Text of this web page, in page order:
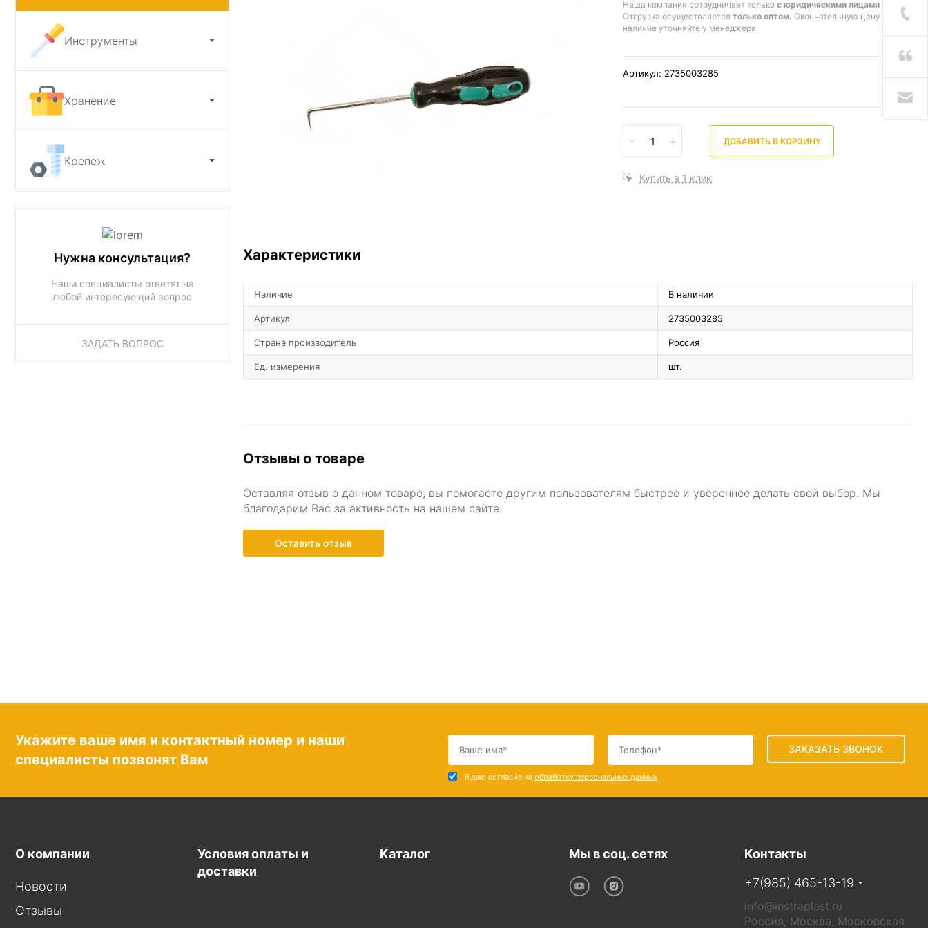
Инструменты
Хранение
Крепеж
Нужна консультация?
Наши специалисты ответят на
любой интересующий вопрос
ЗАДАТЬ ВОПРОС
Наша компания сотрудничает только с юридическими лицами и ИП
Отгрузка осуществляется только оптом. Окончательную цену и
наличие уточняйте у менеджера.
Артикул: 2735003285
- + ДОБАВИТЬ В КОРЗИНУ
Купить в 1 клик
Характеристики
Наличие В наличии
Артикул 2735003285
Страна производитель Россия
Ед. измерения шт.
Отзывы о товаре
Оставляя отзыв о данном товаре, вы помогаете другим пользователям быстрее и увереннее делать свой выбор. Мы
благодарим Вас за активность на нашем сайте.
Оставить отзыв
Укажите ваше имя и контактный номер и наши
специалисты позвонят Вам
ЗАКАЗАТЬ ЗВОНОК
Я даю согласие на обработку персональных данных
О компании
Новости
Отзывы
Условия оплаты и
доставки
Каталог Мы в соц. сетях
Контакты
+7(985) 465-13-19
info@instraplast.ru
Россия, Москва, Московская